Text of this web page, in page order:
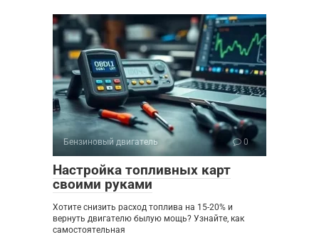
Бензиновый двигатель 0
Настройка топливных карт
своими руками
Хотите снизить расход топлива на 15-20% и
вернуть двигателю былую мощь? Узнайте, как
самостоятельная